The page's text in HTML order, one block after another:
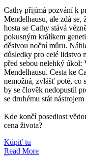
Cathy přijímá pozvání k
Mendelhausu, ale zdá se,
hosta se Cathy stává
pokusným králíkem
děsivou noční můru.
důsledky pro celé lidstvo
před sebou nelehký úkol:
Mendelhausu. Cesta ke
nemožná, zvlášť poté, co
by se člověk nedopustil
se druhému stát nástrojem
Kde končí posedlost
cena života?
Kúpiť tu
Read More